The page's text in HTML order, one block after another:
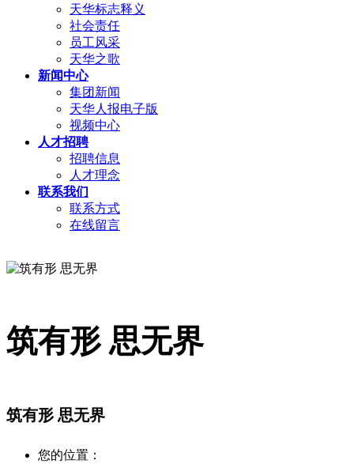
天华标志释义
社会责任
员工风采
天华之歌
新闻中心
集团新闻
天华人报电子版
视频中心
人才招聘
招聘信息
人才理念
联系我们
联系方式
在线留言
筑有形 思无界
筑有形 思无界
您的位置：